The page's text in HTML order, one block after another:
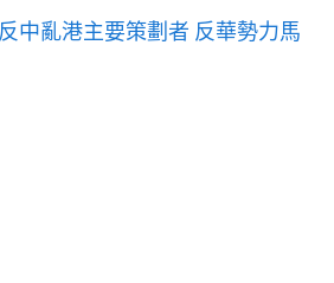
中亂港主要策劃者 反華勢力馬